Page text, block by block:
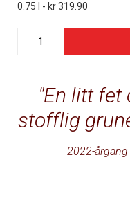
En litt fet
stofflig
2022-
0.75 l - kr 319.90